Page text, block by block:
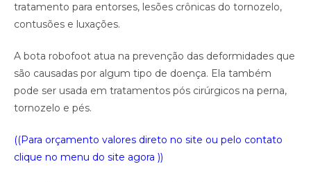
tratamento para entorses, lesões crônicas do tornozelo,
contusões e luxações.
A bota robofoot atua na prevenção das deformidades que
são causadas por algum tipo de doença. Ela também
pode ser usada em tratamentos pós cirúrgicos na perna,
tornozelo e pés.
((Para orçamento valores direto no site ou pelo contato
clique no menu do site agora ))